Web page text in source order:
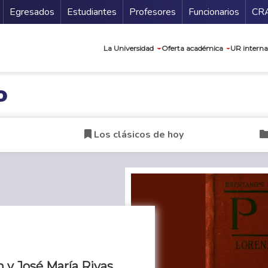
Secundario
Egresados Estudiantes Profesores Funcionarios
La Universidad Oferta académica UR
Los clásicos de hoy